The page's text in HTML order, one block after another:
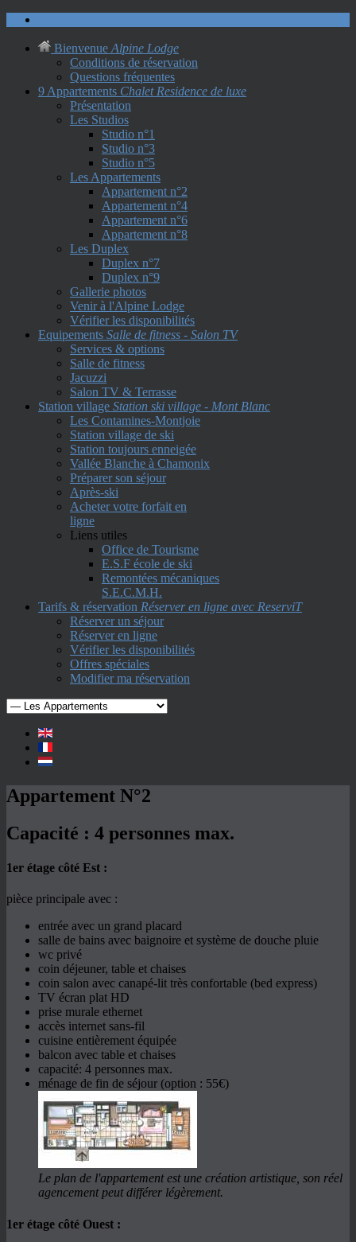
Bienvenue Alpine Lodge
Conditions de réservation
Questions fréquentes
9 Appartements Chalet Residence de luxe
Présentation
Les Studios
Studio n°1
Studio n°3
Studio n°5
Les Appartements
Appartement n°2
Appartement n°4
Appartement n°6
Appartement n°8
Les Duplex
Duplex n°7
Duplex n°9
Gallerie photos
Venir à l'Alpine Lodge
Vérifier les disponibilités
Equipements Salle de fitness - Salon TV
Services & options
Salle de fitness
Jacuzzi
Salon TV & Terrasse
Station village Station ski village - Mont Blanc
Les Contamines-Montjoie
Station village de ski
Station toujours enneigée
Vallée Blanche à Chamonix
Préparer son séjour
Après-ski
Acheter votre forfait en
ligne
Liens utiles
Office de Tourisme
E.S.F école de ski
Remontées mécaniques
S.E.C.M.H.
Tarifs & réservation Réserver en ligne avec ReserviT
Réserver un séjour
Réserver en ligne
Vérifier les disponibilités
Offres spéciales
Modifier ma réservation
Appartement N°2
Capacité : 4 personnes max.
1er étage côté Est :
pièce principale avec :
entrée avec un grand placard
salle de bains avec baignoire et système de douche pluie
wc privé
coin déjeuner, table et chaises
coin salon avec canapé-lit très confortable (bed express)
TV écran plat HD
prise murale ethernet
accès internet sans-fil
cuisine entièrement équipée
balcon avec table et chaises
capacité: 4 personnes max.
ménage de fin de séjour (option : 55€)
Le plan de l'appartement est une création artistique, son réel
agencement peut différer légèrement.
1er étage côté Ouest :